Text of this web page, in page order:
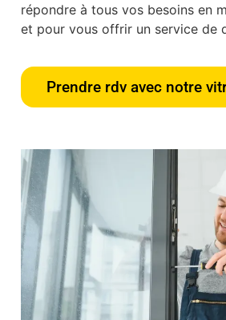
répondre à tous vos besoins en
et pour vous offrir un service de
Prendre rdv avec notre